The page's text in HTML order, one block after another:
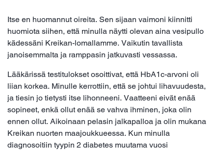
Itse en huomannut oireita. Sen sijaan vaimoni kiinnitti
huomiota siihen, että minulla näytti olevan aina vesipullo
kädessäni Kreikan-lomallamme. Vaikutin tavallista
janoisemmalta ja ramppasin jatkuvasti vessassa.
Lääkärissä testitulokset osoittivat, että HbA1c-arvoni oli
liian korkea. Minulle kerrottiin, että se johtui lihavuudesta,
ja tiesin jo tietysti itse lihonneeni. Vaatteeni eivät enää
sopineet, enkä ollut enää se vahva ihminen, joka olin
ennen ollut. Aikoinaan pelasin jalkapalloa ja olin mukana
Kreikan nuorten maajoukkueessa. Kun minulla
diagnosoitiin tyypin 2 diabetes muutama vuosi